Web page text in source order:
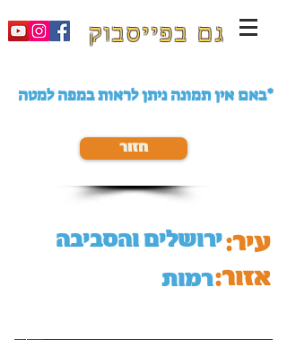
גם בפייסבוק
באם אין תמונה ניתן לראות במפה למטה*
חזור
ירושלים והסביבה
רמות
עיר:
אזור: